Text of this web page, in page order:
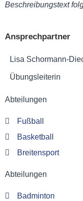
Beschreibungstext
Ansprechpartner
Lisa Schormann-
Übungsleiterin
Abteilungen
Fußball
Basketball
Breitensport
Abteilungen
Badminton